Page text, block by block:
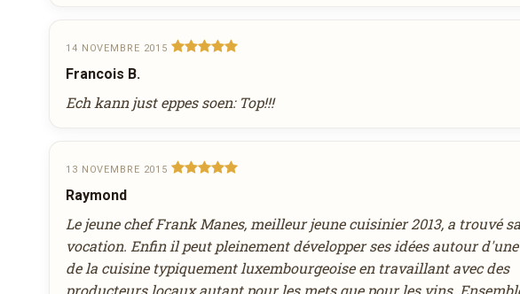
14 NOVEMBRE 2015
Francois B.
Ech kann just eppes soen: Top!!!
13 NOVEMBRE 2015
Raymond
Le jeune chef Frank Manes, meilleur jeune cuisinier 2013, a trouvé sa
vocation. Enfin il peut pleinement développer ses idées autour
de la cuisine typiquement luxembourgeoise en travaillant avec des
producteurs locaux autant pour les mets que pour les vins.